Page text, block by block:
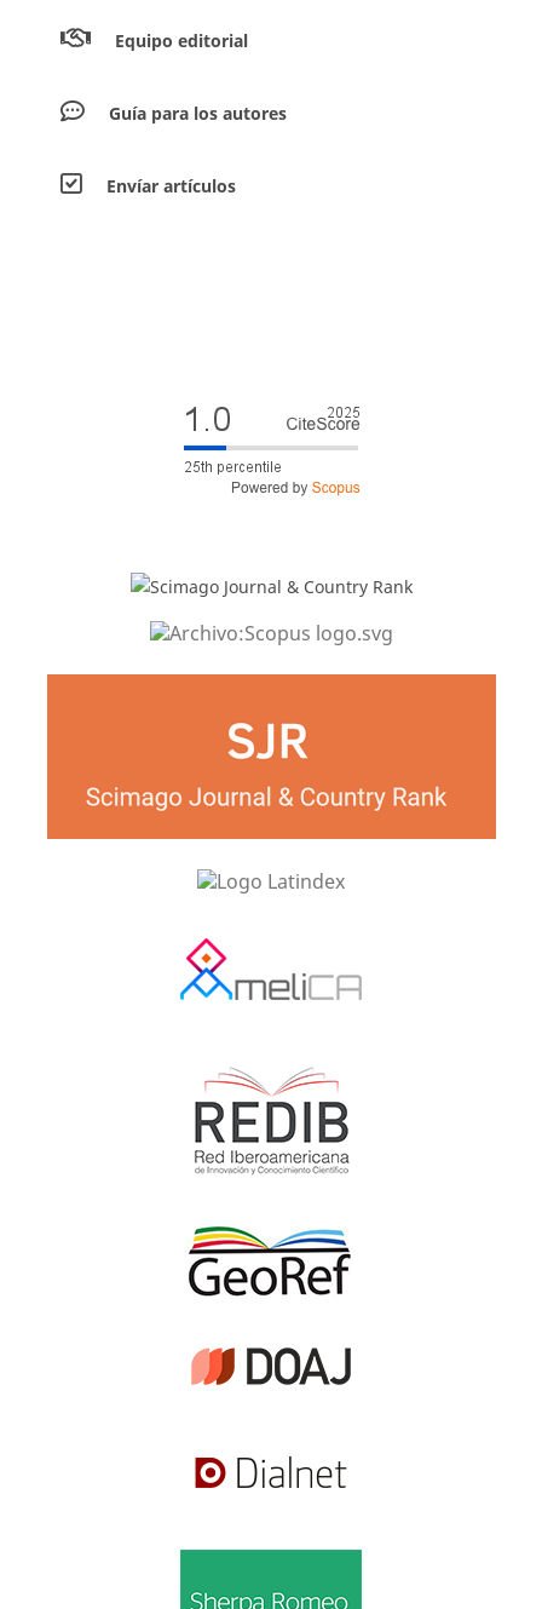
Equipo editorial
Guía para los autores
Envíar artículos